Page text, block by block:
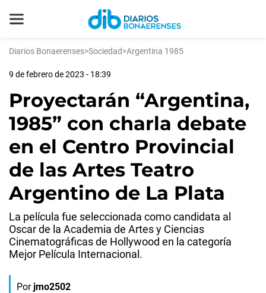
Diarios Bonaerenses>Sociedad>Argentina 1985
9 de febrero de 2023 - 18:39
Proyectarán “Argentina,
1985” con charla debate
en el Centro Provincial
de las Artes Teatro
Argentino de La Plata
La película fue seleccionada como candidata al
Oscar de la Academia de Artes y Ciencias
Cinematográficas de Hollywood en la categoría
Mejor Película Internacional.
Por jmo2502